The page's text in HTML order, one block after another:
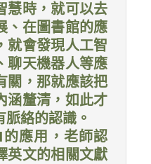
慧時，就可以去
、在圖書館的應
就會發現人工智
聊天機器人等應
關，那就應該把
涵釐清，如此才
絡的認識。
應用，老師認
英文的相關文獻